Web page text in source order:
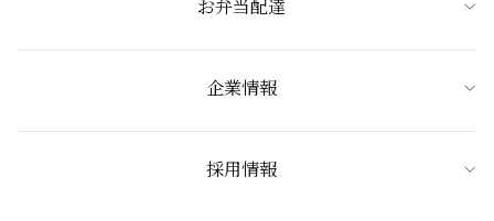
お弁当配達
企業情報
採用情報